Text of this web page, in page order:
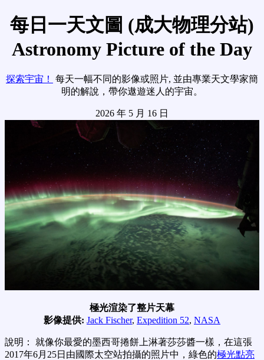
每日一天文圖 (成大物理分站)
Astronomy Picture of the Day
探索宇宙！
每天一幅不同的影像或照片, 並由專業天文學家簡
明的解說，帶你遨遊迷人的宇宙。
2026 年 5 月 16 日
極光渲染了整片天幕
影像提供: Jack Fischer, Expedition 52, NASA
說明： 就像你最愛的墨西哥捲餅上淋著莎莎醬一樣，在這張
2017年6月25日由國際太空站拍攝的照片中，綠色的極光點亮